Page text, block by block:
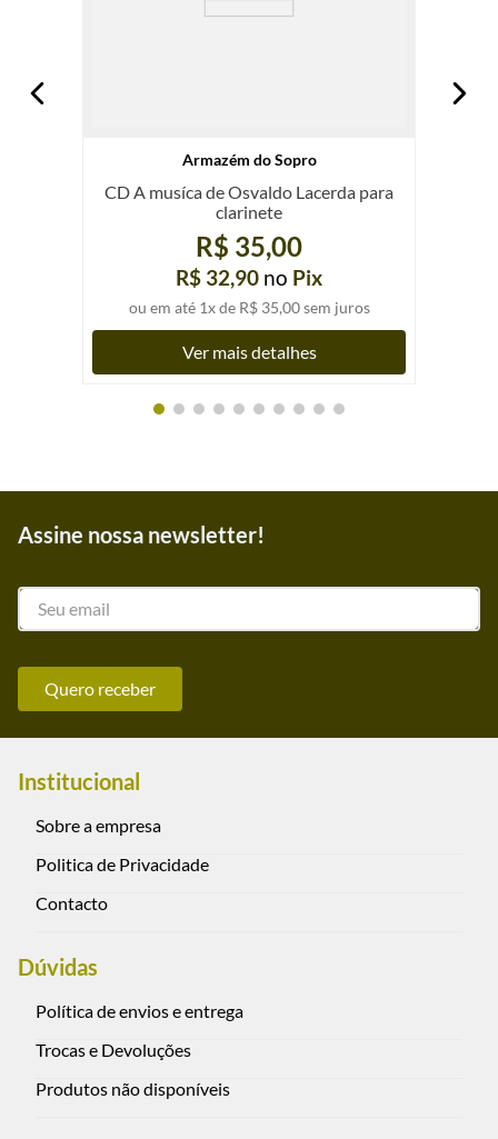
Armazém do Sopro
CD A musíca de Osvaldo Lacerda para
clarinete
R$ 35,00
R$ 32,90 no Pix
ou em até 1x de R$ 35,00sem juros
Ver mais detalhes
Assine nossa newsletter!
Quero receber
Institucional
Sobre a empresa
Politica de Privacidade
Contacto
Dúvidas
Política de envios e entrega
Trocas e Devoluções
Produtos não disponíveis